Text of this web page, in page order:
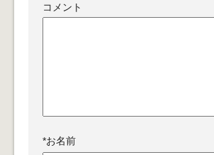
コメント
*お名前